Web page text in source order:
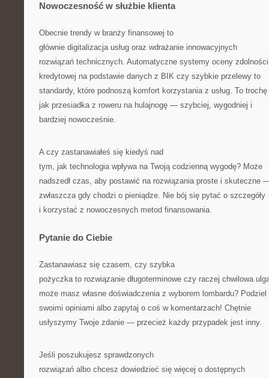
Nowoczesność w służbie klienta
Obecnie trendy w branży finansowej to
głównie digitalizacja usług oraz wdrażanie innowacyjnych
rozwiązań technicznych. Automatyczne systemy oceny zdolności
kredytowej na podstawie danych z BIK czy szybkie przelewy to
standardy, które podnoszą komfort korzystania z usług. To trochę
jak przesiadka z roweru na hulajnogę — szybciej, wygodniej i
bardziej nowocześnie.
A czy zastanawiałeś się kiedyś nad
tym, jak technologia wpływa na Twoją codzienną wygodę? Może
nadszedł czas, aby postawić na rozwiązania proste i skuteczne
zwłaszcza gdy chodzi o pieniądze. Nie bój się pytać o szczegóły
i korzystać z nowoczesnych metod finansowania.
Pytanie do Ciebie
Zastanawiasz się czasem, czy szybka
pożyczka to rozwiązanie długoterminowe czy raczej chwilowa
może masz własne doświadczenia z wyborem lombardu? Podziel
swoimi opiniami albo zapytaj o coś w komentarzach! Chętnie
usłyszymy Twoje zdanie — przecież każdy przypadek jest inny.
Jeśli poszukujesz sprawdzonych
rozwiązań albo chcesz dowiedzieć się więcej o dostępnych